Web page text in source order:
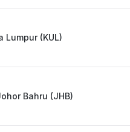
Lumpur(KUL)
Bahru (JHB)